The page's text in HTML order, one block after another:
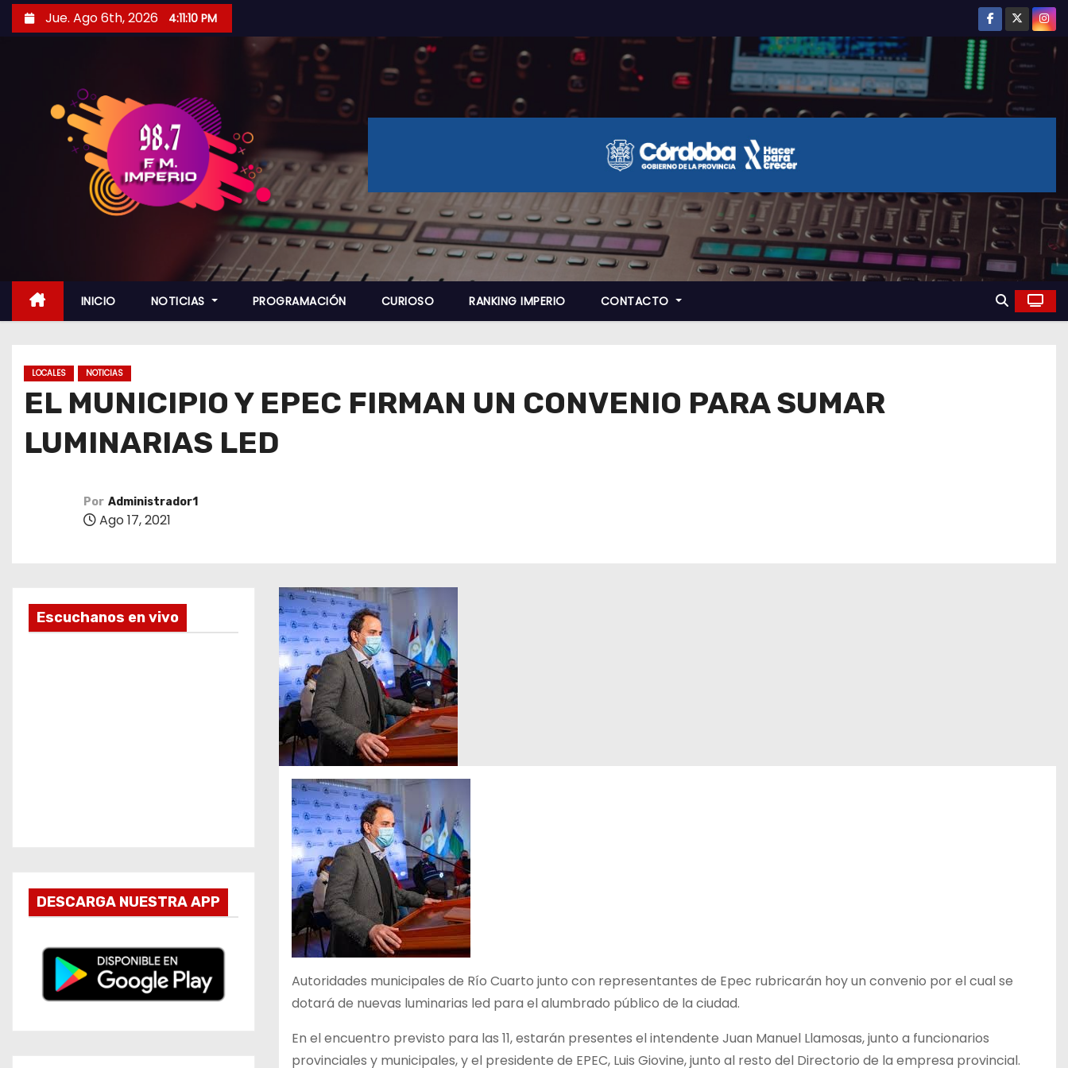
i
Jue. Ago 6th, 2026 4:11:11 PM
INICIO NOTICIAS PROGRAMACIÓN CURIOSO RANKING IMPERIO CONTACTO
LOCALES NOTICIAS
EL MUNICIPIO Y EPEC FIRMAN UN CONVENIO PARA SUMAR
LUMINARIAS LED
Por Administrador1
Ago 17, 2021
Escuchanos en vivo
DESCARGA NUESTRA APP
Autoridades municipales de Río Cuarto junto con representantes de Epec rubricarán hoy un convenio por el cual se
dotará de nuevas luminarias led para el alumbrado público de la ciudad.
En el encuentro previsto para las 11, estarán presentes el intendente Juan Manuel Llamosas, junto a funcionarios
provinciales y municipales, y el presidente de EPEC, Luis Giovine, junto al resto del Directorio de la empresa provincial.